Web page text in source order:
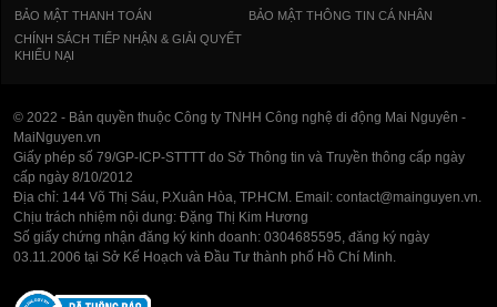
BẢO MẬT THANH TOÁN
BẢO MẬT THÔNG TIN CÁ NHÂN
CHÍNH SÁCH TIẾP NHẬN & GIẢI QUYẾT
KHIẾU NẠI
© 2022 - Bản quyền thuộc Công ty TNHH Công nghệ di động Mai Nguyên -
MaiNguyen.vn
Giấy phép số 79/GP-ICP-STTTT do Sở Thông tin và Truyền thông cấp ngày
cấp ngày 8/10/2012
Địa chỉ: 144 Võ Thị Sáu, P.Xuân Hòa, TP.HCM. Email: contact@mainguyen.vn.
Chịu trách nhiệm nội dung: Đặng Thị Kim Hương
Số giấy chứng nhận đăng ký kinh doanh: 0304685595, đăng ký ngày
03.11.2006 tại Sở Kế Hoạch và Đầu Tư thành phố Hồ Chí Minh.